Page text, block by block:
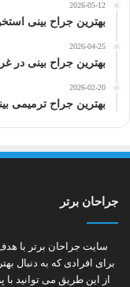
2026-05-12
بهترین جراح بینی
2026-04-25
بهترین جراح بینی در
2026-02-20
بهترین جراح ترمیمی
جراحان برتر
سایت جراحان برتر با
برای افرادی که به دنبال
از این طریق می توانید